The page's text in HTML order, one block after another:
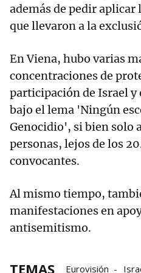
además de pedir
que llevaron a la
En Viena, hubo varias
concentraciones de
participación de Israel y
bajo el lema 'Ningún
Genocidio', si bien solo
personas, lejos de los
convocantes.
Al mismo tiempo,
manifestaciones en
antisemitismo.
TEMAS Eurovisión